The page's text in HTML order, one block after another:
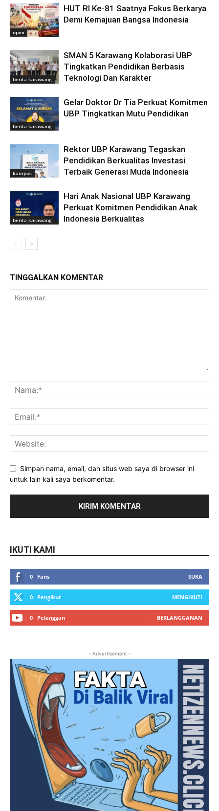
opini
HUT RI Ke-81 Saatnya Fokus Berkarya
Demi Kemajuan Bangsa Indonesia
berita karawang
SMAN 5 Karawang Kolaborasi UBP
Tingkatkan Pendidikan Berbasis
Teknologi Dan Karakter
berita karawang
Gelar Doktor Dr Tia Perkuat Komitmen
UBP Tingkatkan Mutu Pendidikan
kampus
Rektor UBP Karawang Tegaskan
Pendidikan Berkualitas Investasi
Terbaik Generasi Muda Indonesia
berita karawang
Hari Anak Nasional UBP Karawang
Perkuat Komitmen Pendidikan Anak
Indonesia Berkualitas
TINGGALKAN KOMENTAR
Simpan nama, email, dan situs web saya di browser ini
untuk lain kali saya berkomentar.
IKUTI KAMI
0 Fans SUKA
0 Pengikut MENGIKUTI
0 Pelanggan BERLANGGANAN
- Advertisement -